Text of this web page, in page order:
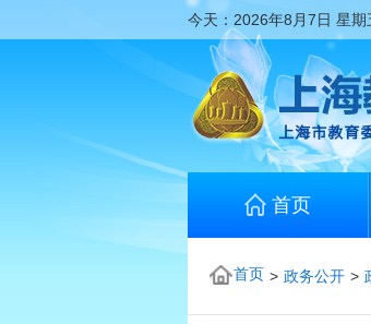
今天： 2026年8月7日 星期
首页
首页 > 政务公开 >